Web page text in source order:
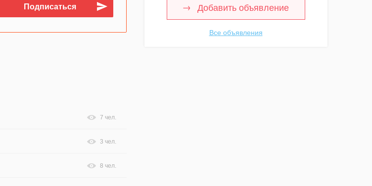
7 чел.
3 чел.
8 чел.
Добавить объявление
Все объявления